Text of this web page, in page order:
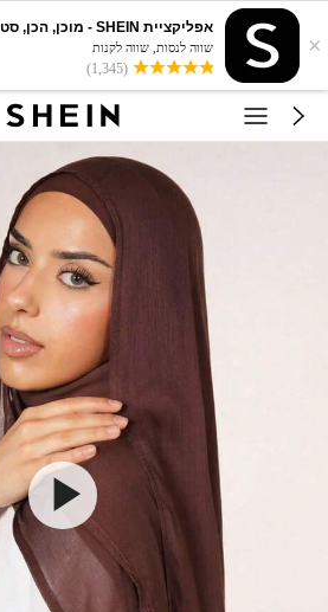
×
אפליקציית SHEIN - מוכן, הכן, סטייל!
שווה לנסות, שווה לקנות
(1,345)